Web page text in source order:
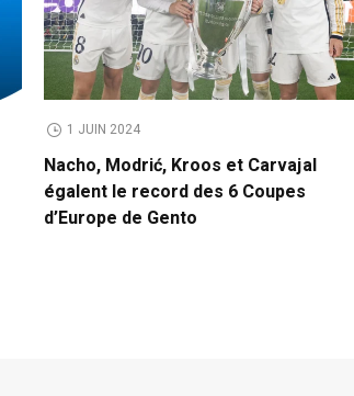
1 JUIN 2024
Nacho, Modrić, Kroos et Carvajal
égalent le record des 6 Coupes
d’Europe de Gento